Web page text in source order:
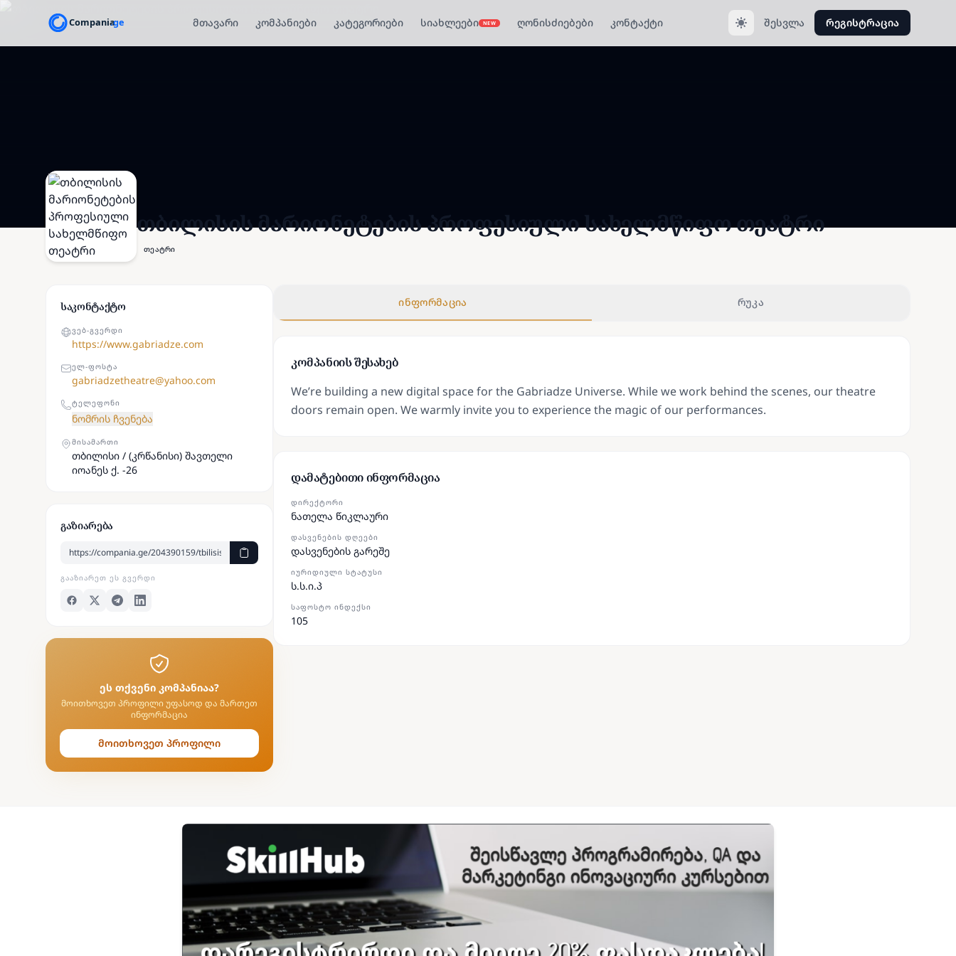
მთავარი კომპანიები კატეგორიები სიახლეები NEW ღონისძიებები კონტაქტი შესვლა რეგისტრაცია
თბილისის მარიონეტების პროფესიული სახელმწიფო თეატრი
თეატრი
საკონტაქტო
ᲕᲔᲑ-ᲒᲕᲔᲠᲓᲘ
https://www.gabriadze.com
ᲔᲚ-ᲤᲝᲡᲢᲐ
gabriadzetheatre@yahoo.com
ᲢᲔᲚᲔᲤᲝᲜᲘ
ნომრის ჩვენება
ᲛᲘᲡᲐᲛᲐᲠᲗᲘ
თბილისი / (კრწანისი) შავთელი
იოანეს ქ. -26
გაზიარება
ᲒᲐᲐᲖᲘᲐᲠᲔᲗ ᲔᲡ ᲒᲕᲔᲠᲓᲘ
ეს თქვენი კომპანიაა?
მოითხოვეთ პროფილი უფასოდ და მართეთ
ინფორმაცია
მოითხოვეთ პროფილი
ინფორმაცია რუკა
კომპანიის შესახებ
We’re building a new digital space for the Gabriadze Universe. While we work behind the scenes, our theatre
doors remain open. We warmly invite you to experience the magic of our performances.
დამატებითი ინფორმაცია
ᲓᲘᲠᲔᲥᲢᲝᲠᲘ
ნათელა წიკლაური
ᲓᲐᲡᲕᲔᲜᲔᲑᲘᲡ ᲓᲦᲔᲔᲑᲘ
დასვენების გარეშე
ᲘᲣᲠᲘᲓᲘᲣᲚᲘ ᲡᲢᲐᲢᲣᲡᲘ
ს.ს.ი.პ
ᲡᲐᲤᲝᲡᲢᲝ ᲘᲜᲓᲔᲥᲡᲘ
105